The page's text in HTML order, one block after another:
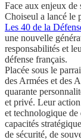
Face aux enjeux de
Choiseul a lancé le
Les 40 de la
une nouvelle
responsabilités et
défense français.
Placée sous le
des Armées et des
quarante
et privé. Leur
et technologique
capacités
de sécurité, de